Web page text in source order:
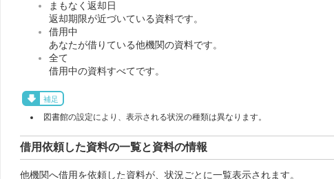
まもなく返却日
返却期限が近づいている資料です。
借用中
あなたが借りている他機関の資料です。
全て
借用中の資料すべてです。
補足
図書館の設定により、表示される状況の種類は異なります。
借用依頼した資料の一覧と資料の情報
他機関へ借用を依頼した資料が、状況ごとに一覧表示されます。